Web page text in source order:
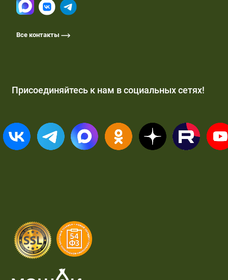
Все контакты
Присоединяйтесь к нам в социальных сетях!